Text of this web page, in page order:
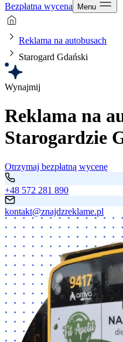
Bezpłatna wycena Menu
Reklama na autobusach
Starogard Gdański
Wynajmij
Reklama na
Starogardzie
Otrzymaj bezpłatną wycenę
+48 572 281 890
kontakt@znajdzreklame.pl